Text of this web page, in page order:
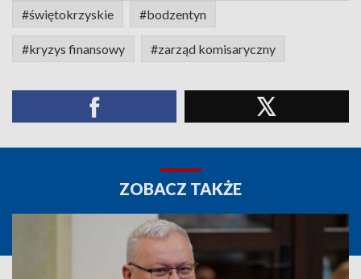
#świętokrzyskie #bodzentyn
#kryzys finansowy #zarząd komisaryczny
ZOBACZ TAKŻE